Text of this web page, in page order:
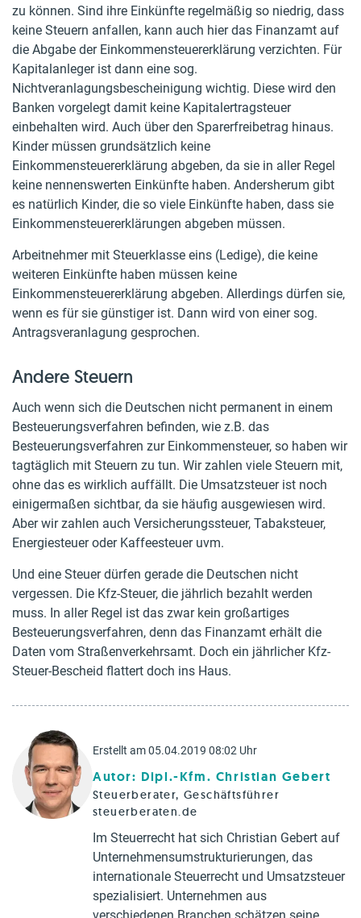
zu können. Sind ihre Einkünfte regelmäßig so niedrig, dass
keine Steuern anfallen, kann auch hier das Finanzamt auf
die Abgabe der Einkommensteuererklärung verzichten. Für
Kapitalanleger ist dann eine sog.
Nichtveranlagungsbescheinigung wichtig. Diese wird den
Banken vorgelegt damit keine Kapitalertragsteuer
einbehalten wird. Auch über den Sparerfreibetrag hinaus.
Kinder müssen grundsätzlich keine
Einkommensteuererklärung abgeben, da sie in aller Regel
keine nennenswerten Einkünfte haben. Andersherum gibt
es natürlich Kinder, die so viele Einkünfte haben, dass sie
Einkommensteuererklärungen abgeben müssen.
Arbeitnehmer mit Steuerklasse eins (Ledige), die keine
weiteren Einkünfte haben müssen keine
Einkommensteuererklärung abgeben. Allerdings dürfen sie,
wenn es für sie günstiger ist. Dann wird von einer sog.
Antragsveranlagung gesprochen.
Andere Steuern
Auch wenn sich die Deutschen nicht permanent in einem
Besteuerungsverfahren befinden, wie z.B. das
Besteuerungsverfahren zur Einkommensteuer, so haben wir
tagtäglich mit Steuern zu tun. Wir zahlen viele Steuern mit,
ohne das es wirklich auffällt. Die Umsatzsteuer ist noch
einigermaßen sichtbar, da sie häufig ausgewiesen wird.
Aber wir zahlen auch Versicherungssteuer, Tabaksteuer,
Energiesteuer oder Kaffeesteuer uvm.
Und eine Steuer dürfen gerade die Deutschen nicht
vergessen. Die Kfz-Steuer, die jährlich bezahlt werden
muss. In aller Regel ist das zwar kein großartiges
Besteuerungsverfahren, denn das Finanzamt erhält die
Daten vom Straßenverkehrsamt. Doch ein jährlicher Kfz-
Steuer-Bescheid flattert doch ins Haus.
Erstellt am 05.04.2019 08:02 Uhr
Autor: Dipl.-Kfm. Christian Gebert
Steuerberater, Geschäftsführer
steuerberaten.de
Im Steuerrecht hat sich Christian Gebert auf
Unternehmensumstrukturierungen, das
internationale Steuerrecht und Umsatzsteuer
spezialisiert. Unternehmen aus